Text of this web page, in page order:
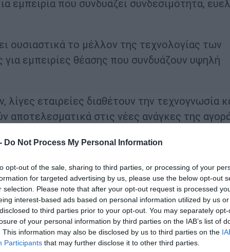
Do Not Process My Personal Information
opt-out of the sale, sharing to third parties, or processing of your
for targeted advertising by us, please use the below opt-out
selection. Please note that after your opt-out request is processed
interest-based ads based on personal information utilized by us
to third parties prior to your opt-out. You may separately
of your personal information by third parties on the IAB’s list of
This information may also be disclosed by us to third parties on the
Participants that may further disclose it to other third parties.
εμπειρία που συνδυάζει συνδεσιμότητα,
ουσιαστικά το μέλλον της τεχνολογίας των
εμπειρίες θέασης που συνδυάζουν υψηλή
εταιρείες διαθέτουν την τεχνογνωσία
αποτελεσματικά στις νέες ανάγκες της
ευεξία θα αποτελέσει βασικό πυλώνα της
διαχρονικά στην έρευνα και ανάπτυξη, στην
μεγάλης κλίμακας, αναπτύσσοντας
καινοτομίας
αξιολογούνταν κυρίως βάσει τεχνικών
αυξημένη φωτεινότητα, ο ταχύτερος ρυθμός